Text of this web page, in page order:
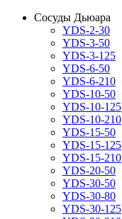
Сосуды Дьюара
YDS-2-30
YDS-3-50
YDS-3-125
YDS-6-50
YDS-6-210
YDS-10-50
YDS-10-125
YDS-10-210
YDS-15-50
YDS-15-125
YDS-15-210
YDS-20-50
YDS-30-50
YDS-30-80
YDS-30-125